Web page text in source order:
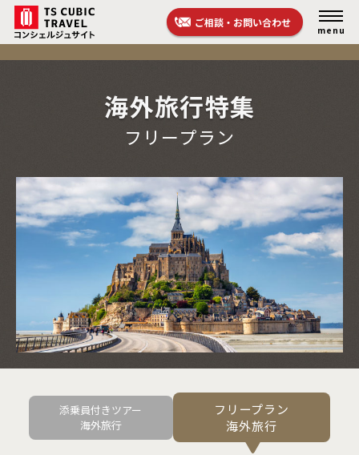
ご相談・お問い合わせ
menu
海外旅行特集
フリープラン
添乗員付きツアー
海外旅行
フリープラン
海外旅行